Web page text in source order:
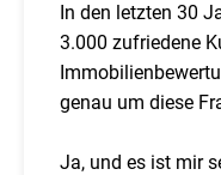
In den letzten 30
3.000 zufriedene
genau um diese
Ja, und es ist mir